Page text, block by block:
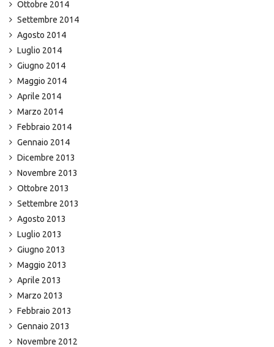
Ottobre 2014
Settembre 2014
Agosto 2014
Luglio 2014
Giugno 2014
Maggio 2014
Aprile 2014
Marzo 2014
Febbraio 2014
Gennaio 2014
Dicembre 2013
Novembre 2013
Ottobre 2013
Settembre 2013
Agosto 2013
Luglio 2013
Giugno 2013
Maggio 2013
Aprile 2013
Marzo 2013
Febbraio 2013
Gennaio 2013
Novembre 2012